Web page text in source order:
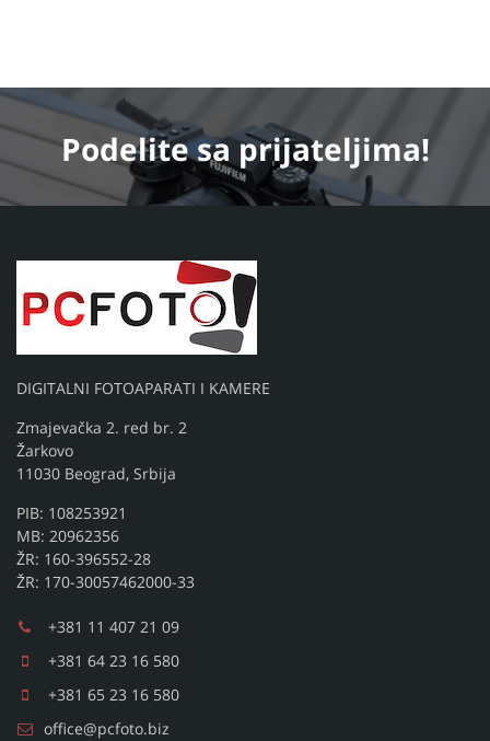
Podelitesa prijateljima!
DIGITALNI FOTOAPARATI I KAMERE
Zmajevačka 2. red br. 2
Žarkovo
11030 Beograd, Srbija
PIB: 108253921
MB: 20962356
ŽR: 160-396552-28
ŽR: 170-30057462000-33
+381 11 407 21 09
+381 64 23 16 580
+381 65 23 16 580
office@pcfoto.biz